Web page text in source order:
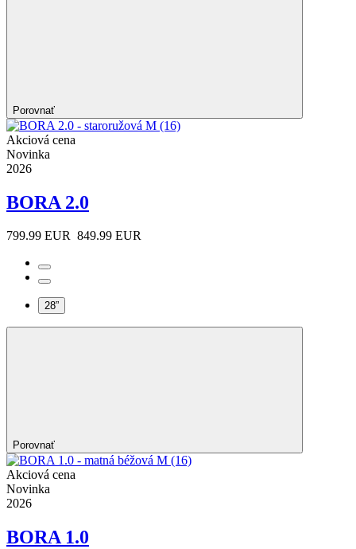
Porovnať
Akciová cena
Novinka
2026
BORA 2.0
799.99 EUR 849.99 EUR
28”
Porovnať
Akciová cena
Novinka
2026
BORA 1.0